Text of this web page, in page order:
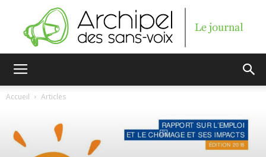
des
Accueil Articles